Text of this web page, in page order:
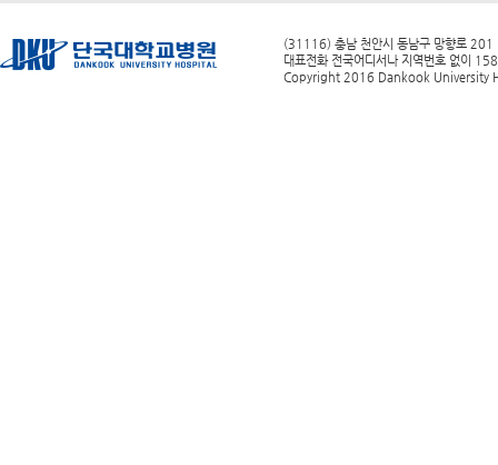
(31116) 충남 천안시 동남구 망향로 201
대표전화 전국어디서나 지역번호 없이
Copyright 2016 Dankook University